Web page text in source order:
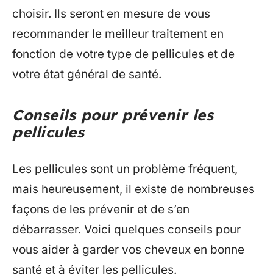
choisir. Ils seront en mesure de vous
recommander le meilleur traitement en
fonction de votre type de pellicules et de
votre état général de santé.
Conseils pour prévenir les
pellicules
Les pellicules sont un problème fréquent,
mais heureusement, il existe de nombreuses
façons de les prévenir et de s’en
débarrasser. Voici quelques conseils pour
vous aider à garder vos cheveux en bonne
santé et à éviter les pellicules.